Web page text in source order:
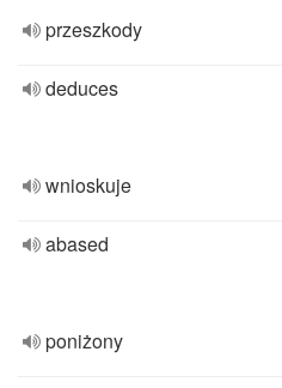
przeszkody
deduces
wnioskuje
abased
poniżony